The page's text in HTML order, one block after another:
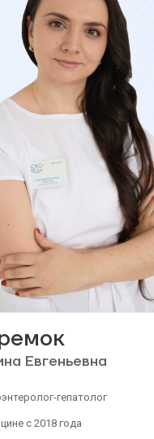
Евгеньевна
гепатолог
с 2018 года